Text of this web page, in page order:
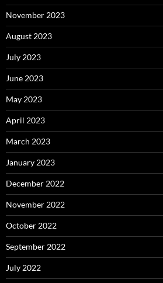
November 2023
August 2023
July 2023
June 2023
May 2023
April 2023
March 2023
January 2023
December 2022
November 2022
October 2022
September 2022
July 2022